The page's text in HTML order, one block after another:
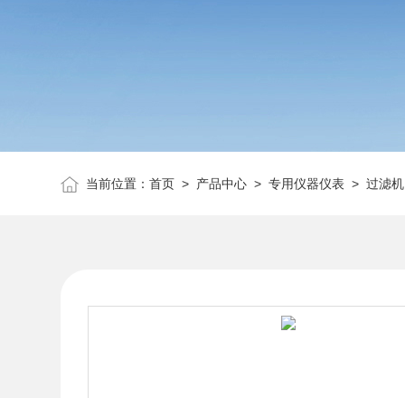
当前位置：首页 > 产品中心 >专用仪器仪表 >过滤机